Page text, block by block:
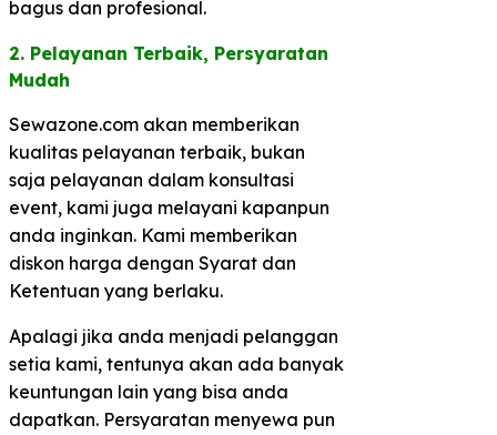
bagus dan profesional.
2. Pelayanan Terbaik, Persyaratan
Mudah​
Sewazone.com akan memberikan
kualitas pelayanan terbaik, bukan
saja pelayanan dalam konsultasi
event, kami juga melayani kapanpun
anda inginkan. Kami memberikan
diskon harga dengan Syarat dan
Ketentuan yang berlaku.
Apalagi jika anda menjadi pelanggan
setia kami, tentunya akan ada banyak
keuntungan lain yang bisa anda
dapatkan. Persyaratan menyewa pun